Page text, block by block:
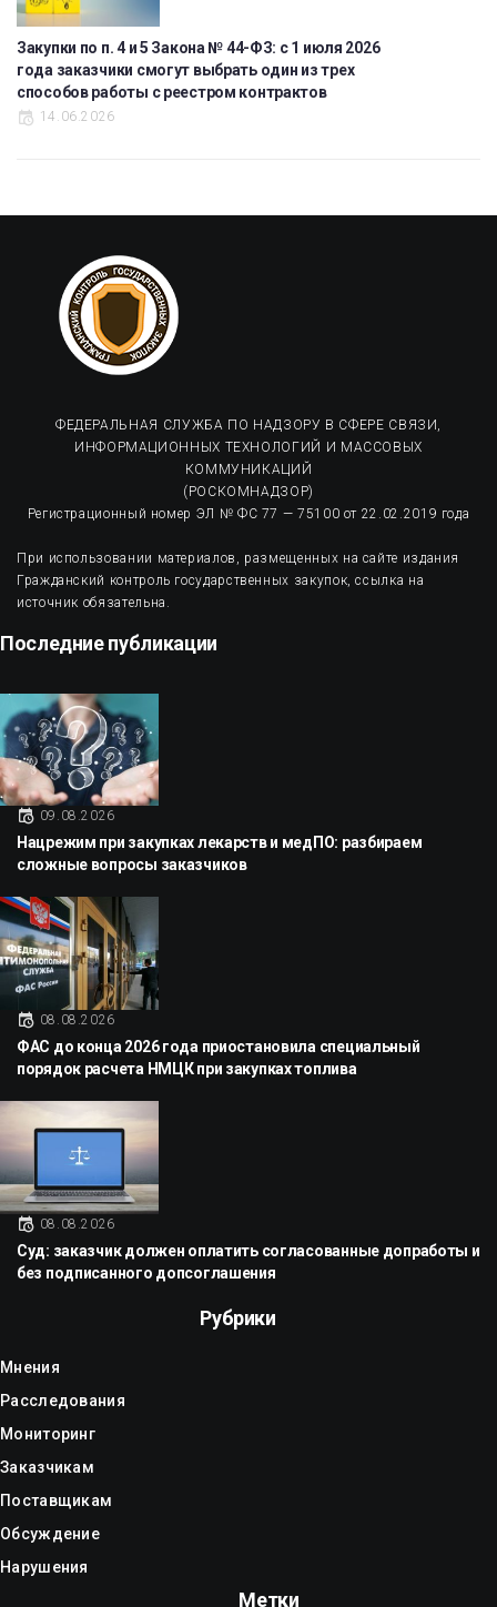
Закупки по п. 4 и 5 Закона № 44-ФЗ: с 1 июля 2026
года заказчики смогут выбрать один из трех
способов работы с реестром контрактов
14.06.2026
ФЕДЕРАЛЬНАЯ СЛУЖБА ПО НАДЗОРУ В СФЕРЕ СВЯЗИ,
ИНФОРМАЦИОННЫХ ТЕХНОЛОГИЙ И МАССОВЫХ
КОММУНИКАЦИЙ
(РОСКОМНАДЗОР)
Регистрационный номер ЭЛ № ФС 77 — 75100 от 22.02.2019 года
При использовании материалов, размещенных на сайте издания
Гражданский контроль государственных закупок, ссылка на
источник обязательна.
Последние публикации
09.08.2026
Нацрежим при закупках лекарств и медПО: разбираем
сложные вопросы заказчиков
08.08.2026
ФАС до конца 2026 года приостановила специальный
порядок расчета НМЦК при закупках топлива
08.08.2026
Суд: заказчик должен оплатить согласованные допработы и
без подписанного допсоглашения
Рубрики
Мнения
Расследования
Мониторинг
Заказчикам
Поставщикам
Обсуждение
Нарушения
Метки